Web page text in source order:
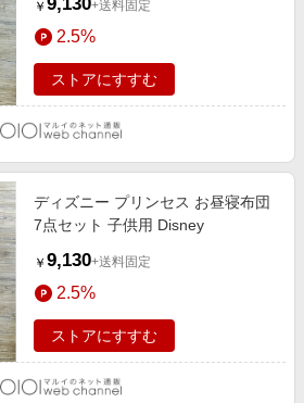
￥ +送料固定
2.5%
ストアにすすむ
ディズニー プリンセス お昼寝布団
7点セット 子供用 Disney
￥ 9,130+送料固定
2.5%
ストアにすすむ